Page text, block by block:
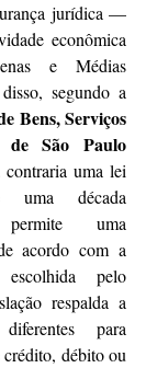
jurídica —
econômica
e Médias
Bens, Serviços
São Paulo
uma lei
década
uma
acordo com a
pelo
respalda a
para
débito ou